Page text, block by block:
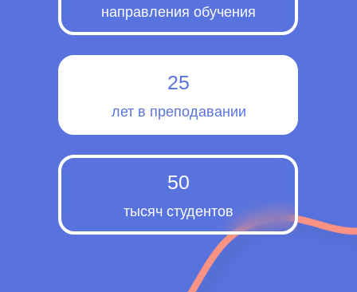
25
лет в преподавании
50
тысяч студентов
направления обучения